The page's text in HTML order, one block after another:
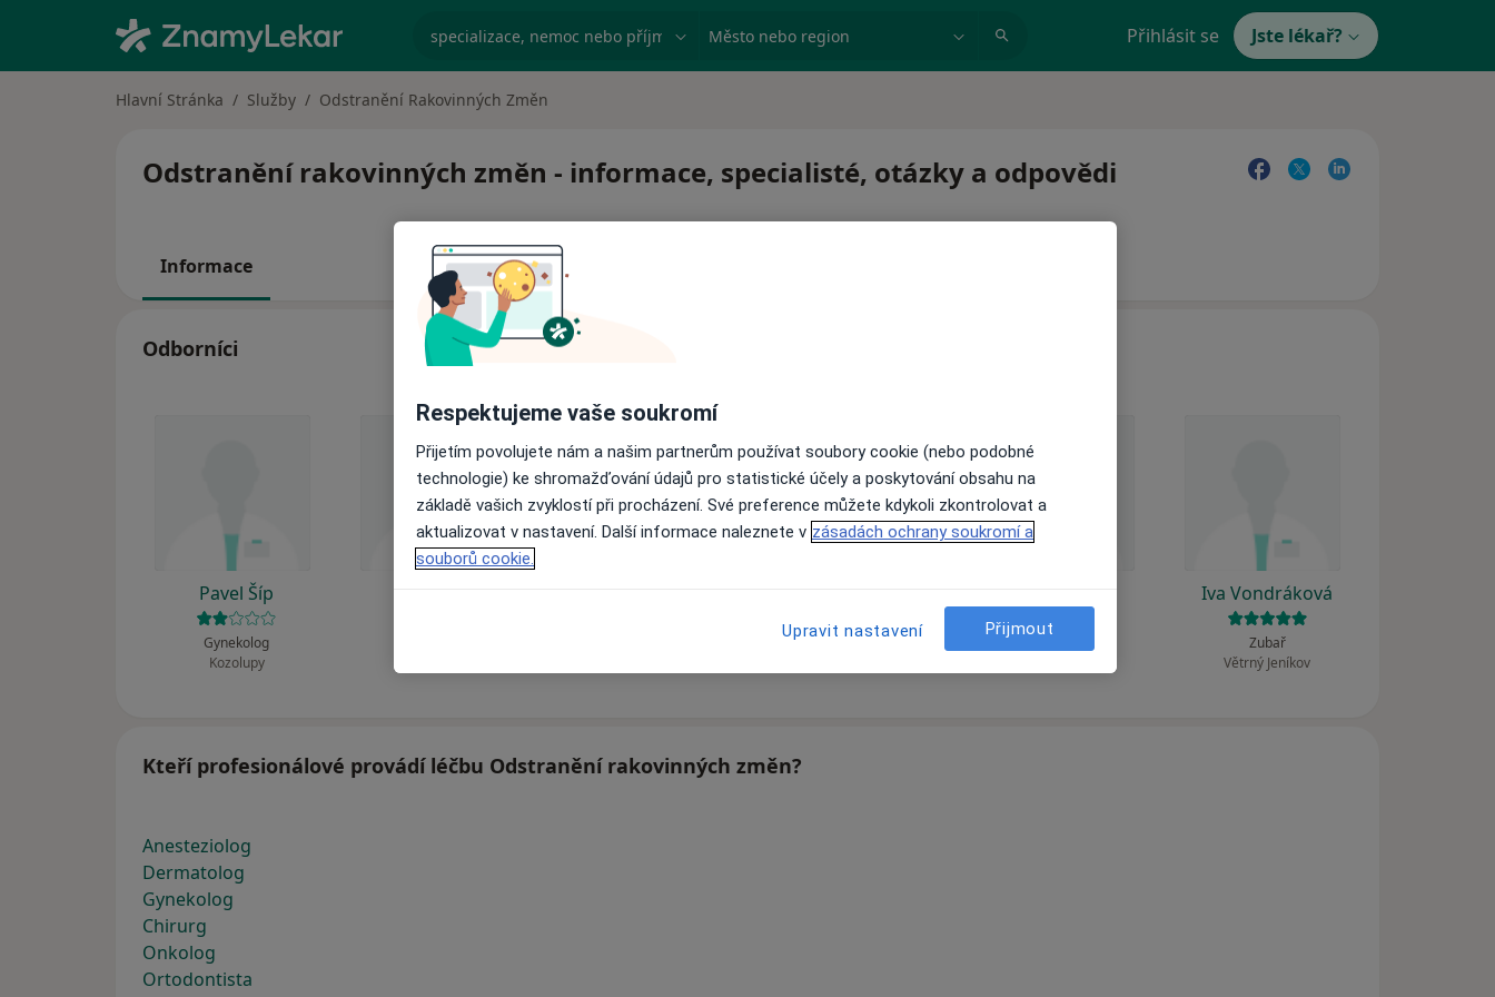
specializace, nemoc nebo příjmení Město nebo region Přihlásit se Jste lékař?
Hlavní Stránka Služby Odstranění Rakovinných Změn
Odstranění rakovinných změn - informace, specialisté, otázky a odpovědi
Informace
Odborníci
Pavel Šíp
Gynekolog
Kozolupy
Ortoped, Chirurg
Iva Vondráková
Zubař
Větrný Jeníkov
Kteří profesionálové provádí léčbu Odstranění rakovinných změn?
Anesteziolog
Dermatolog
Gynekolog
Chirurg
Onkolog
Ortodontista
Respektujeme vaše soukromí
Přijetím povolujete nám a našim partnerům používat soubory cookie (nebo podobné
technologie) ke shromažďování údajů pro statistické účely a poskytování obsahu na
základě vašich zvyklostí při procházení. Své preference můžete kdykoli zkontrolovat a
aktualizovat v nastavení. Další informace naleznete v zásadách ochrany soukromí a
souborů cookie.
Upravit nastavení Přijmout